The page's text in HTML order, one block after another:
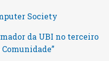
Society
da UBI no terceiro